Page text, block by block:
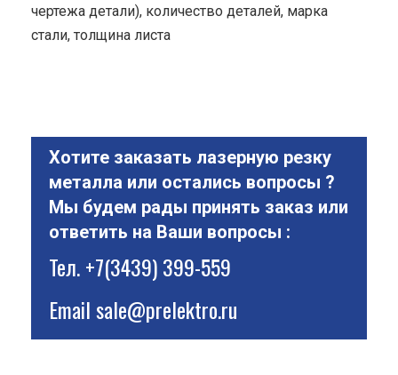
чертежа детали), количество деталей, марка
стали, толщина листа
Хотите заказать лазерную резку
металла или остались вопросы ?
Мы будем рады принять заказ или
ответить на Ваши вопросы :
Тел.+7(3439) 399-559
Emailsale@prelektro.ru